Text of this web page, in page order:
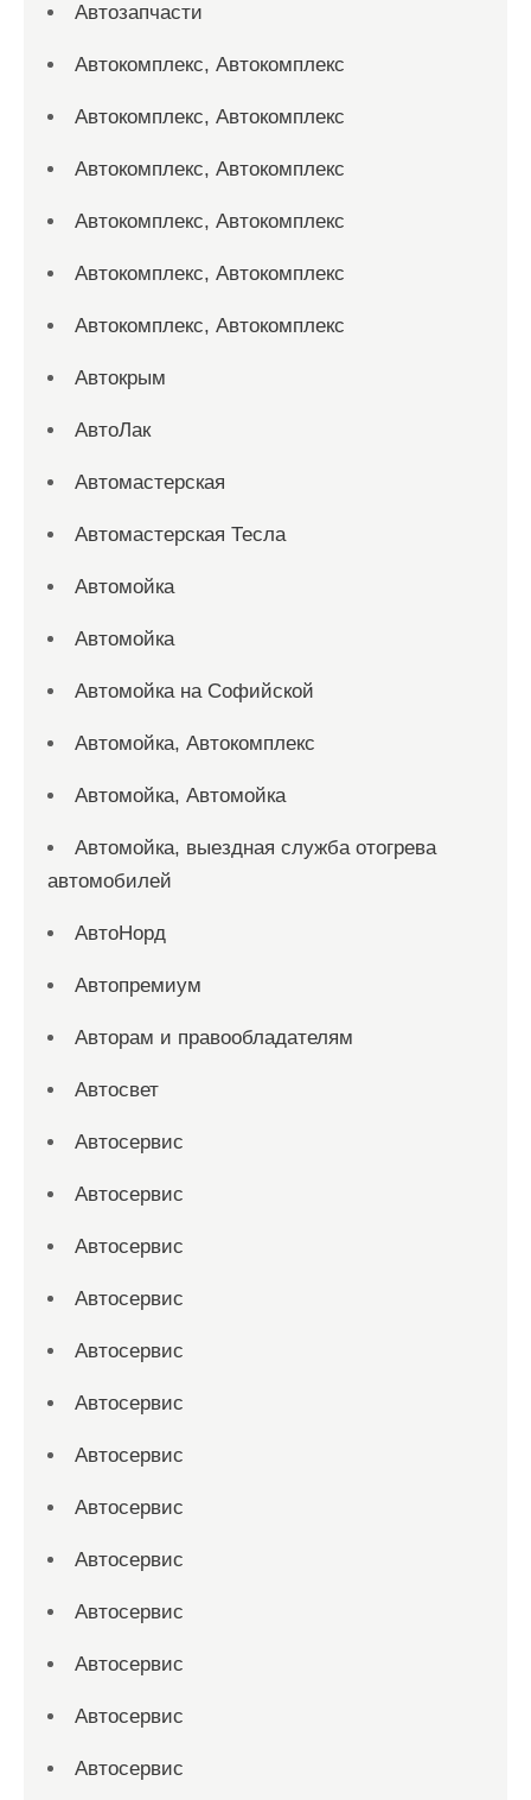
Автозапчасти
Автокомплекс, Автокомплекс
Автокомплекс, Автокомплекс
Автокомплекс, Автокомплекс
Автокомплекс, Автокомплекс
Автокомплекс, Автокомплекс
Автокомплекс, Автокомплекс
Автокрым
АвтоЛак
Автомастерская
Автомастерская Тесла
Автомойка
Автомойка
Автомойка на Софийской
Автомойка, Автокомплекс
Автомойка, Автомойка
Автомойка, выездная служба отогрева
автомобилей
АвтоНорд
Автопремиум
Авторам и правообладателям
Автосвет
Автосервис
Автосервис
Автосервис
Автосервис
Автосервис
Автосервис
Автосервис
Автосервис
Автосервис
Автосервис
Автосервис
Автосервис
Автосервис